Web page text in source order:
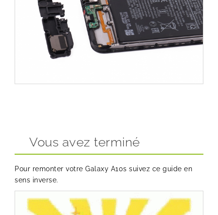
Vous avez terminé
Pour remonter votre Galaxy A10s suivez ce guide en
sens inverse.